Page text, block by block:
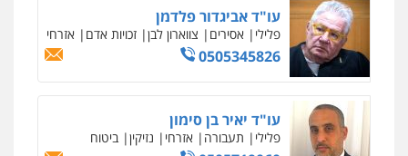
עו"ד ראוף נג'אר
פלילי עורכי דין לענייני אסירים מעצרים
סמים רכוש
0548009246
עו"ד אלון ארז
פלילי צבאי סמים אלימות במשפחה
לבן